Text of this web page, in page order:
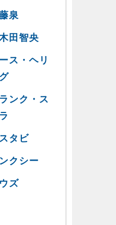
泉
田智央
ス・ヘリ
ンク・ス
タビ
クシー
ズ